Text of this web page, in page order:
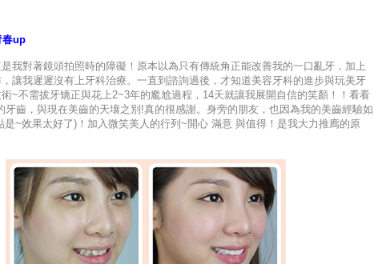
春up
我對著鏡頭拍照時的障礙！原本以為只有傳統角正能改善我的一口亂牙，加上
讓我遲遲沒有上牙科治療。一直到諮詢過後，才知道美容牙科的進步與玩美牙
~不需拔牙矯正與花上2~3年的尷尬過程，14天就讓我展開自信的笑顏！！看看
牙齒，與現在美齒的天壤之別!真的很感謝。身旁的朋友，也因為我的美齒經驗如
是~效果太好了)！加入微笑美人的行列~開心 滿意 與值得！是我大力推廌的原